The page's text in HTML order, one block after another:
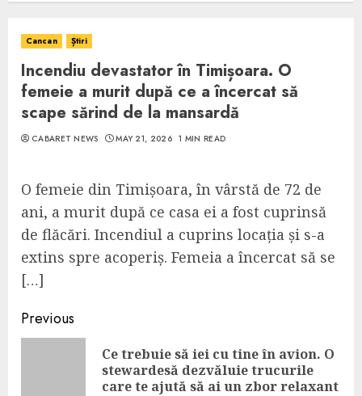
Cancan Știri
Incendiu devastator în Timișoara. O
femeie a murit după ce a încercat să
scape sărind de la mansardă
CABARET NEWS MAY 21, 2026 1 MIN READ
O femeie din Timișoara, în vârstă de 72 de
ani, a murit după ce casa ei a fost cuprinsă
de flăcări. Incendiul a cuprins locația și s-a
extins spre acoperiș. Femeia a încercat să se
[…]
Continue
Reading
Previous
Ce trebuie să iei cu tine în avion. O
stewardesă dezvăluie trucurile
care te ajută să ai un zbor relaxant